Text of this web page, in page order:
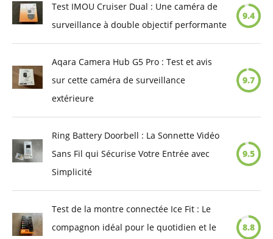
Test IMOU Cruiser Dual : Une caméra de
surveillance à double objectif performante
9.4
Aqara Camera Hub G5 Pro : Test et avis
sur cette caméra de surveillance
extérieure
9.7
Ring Battery Doorbell : La Sonnette Vidéo
Sans Fil qui Sécurise Votre Entrée avec
Simplicité
9.5
Test de la montre connectée Ice Fit : Le
compagnon idéal pour le quotidien et le
8.8